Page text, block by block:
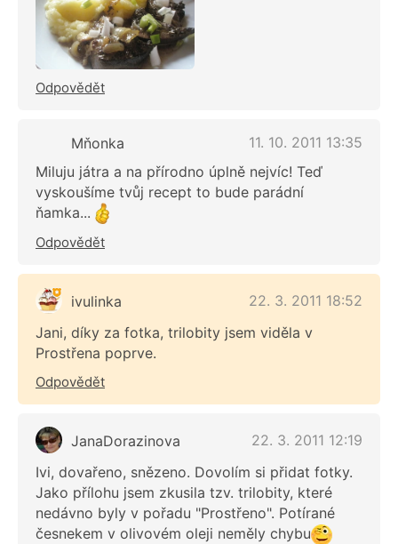
Odpovědět
Mňonka
11. 10. 2011 13:35
Miluju játra a na přírodno úplně nejvíc! Teď
vyskoušíme tvůj recept to bude parádní
ňamka...
Odpovědět
ivulinka
22. 3. 2011 18:52
Jani, díky za fotka, trilobity jsem viděla v
Prostřena poprve.
Odpovědět
JanaDorazinova
22. 3. 2011 12:19
Ivi, dovařeno, snězeno. Dovolím si přidat fotky.
Jako přílohu jsem zkusila tzv. trilobity, které
nedávno byly v pořadu "Prostřeno". Potírané
česnekem v olivovém oleji neměly chybu